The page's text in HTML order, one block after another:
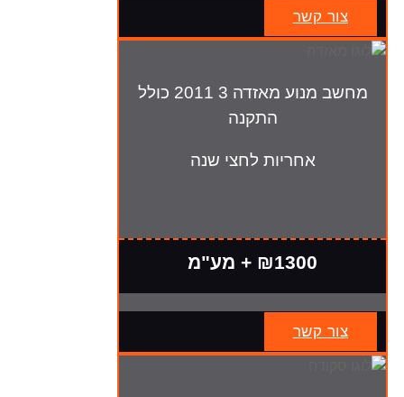
צור קשר
מחשב מנוע מאזדה 3 2011 כולל
התקנה
אחריות לחצי שנה
₪1300 + מע"מ
צור קשר